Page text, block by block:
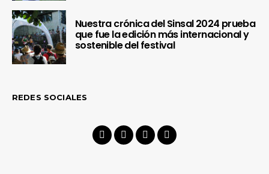
Nuestra crónica del Sinsal 2024 prueba
que fue la edición más internacional y
sostenible del festival
REDES SOCIALES